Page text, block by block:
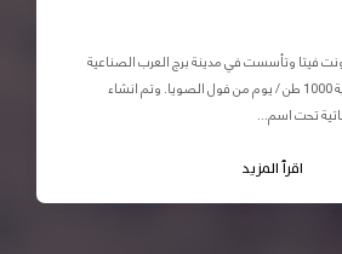
فيتا وتأسست في مدينة برج العرب الصناعية
بالاسكندرية بطاقة انتاجية 1000 طن / يوم من فول الصويا. وتم انشاء
تحت اسم...
اقرأ المزيد